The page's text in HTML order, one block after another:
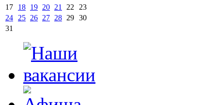
17
18 19 20 21 22
23
24
25 26 27 28 29 30
31